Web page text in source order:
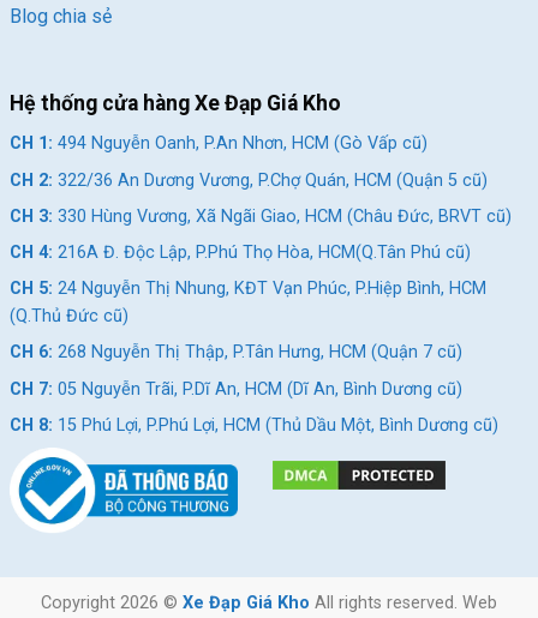
Blog chia sẻ
Hệ thống cửa hàng Xe Đạp Giá Kho
CH 1: 494 Nguyễn Oanh, P.An Nhơn, HCM (Gò Vấp cũ)
CH 2: 322/36 An Dương Vương, P.Chợ Quán, HCM (Quận 5 cũ)
CH 3: 330 Hùng Vương, Xã Ngãi Giao, HCM (Châu Đức, BRVT cũ)
CH 4: 216A Đ. Độc Lập, P.Phú Thọ Hòa, HCM(Q.Tân Phú cũ)
CH 5: 24 Nguyễn Thị Nhung, KĐT Vạn Phúc, P.Hiệp Bình, HCM
(Q.Thủ Đức cũ)
CH 6: 268 Nguyễn Thị Thập, P.Tân Hưng, HCM (Quận 7 cũ)
CH 7: 05 Nguyễn Trãi, P.Dĩ An, HCM (Dĩ An, Bình Dương cũ)
CH 8: 15 Phú Lợi, P.Phú Lợi, HCM (Thủ Dầu Một, Bình Dương cũ)
Copyright 2026 © Xe Đạp Giá Kho All rights reserved. Web